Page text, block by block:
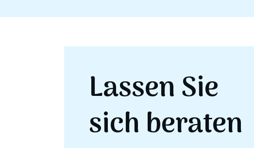
Lassen Sie
sich beraten